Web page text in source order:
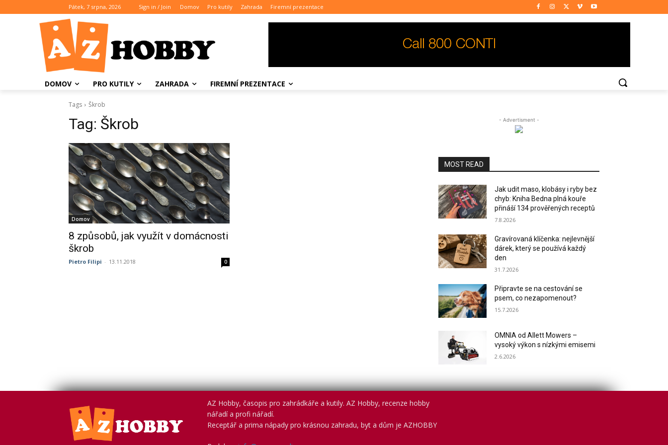
Pátek, 7 srpna, 2026 Sign in / Join Domov Pro kutily Zahrada Firemní prezentace
DOMOV PRO KUTILY ZAHRADA FIREMNÍ PREZENTACE
Tags Škrob
Tag: Škrob
Domov
8 způsobů, jak využít v domácnosti
škrob
Pietro Filipi - 13.11.2018 0
- Advertisment -
MOST READ
Jak udit maso, klobásy i ryby bez
chyb: Kniha Bedna plná kouře
přináší 134 prověřených receptů
7.8.2026
Gravírovaná klíčenka: nejlevnější
dárek, který se používá každý
den
31.7.2026
Připravte se na cestování se
psem, co nezapomenout?
15.7.2026
OMNIA od Allett Mowers –
vysoký výkon s nízkými emisemi
2.6.2026
AZ Hobby, časopis pro zahrádkáře a kutily. AZ Hobby, recenze hobby
nářadí a profi nářadí.
Receptář a prima nápady pro krásnou zahradu, byt a dům je AZHOBBY